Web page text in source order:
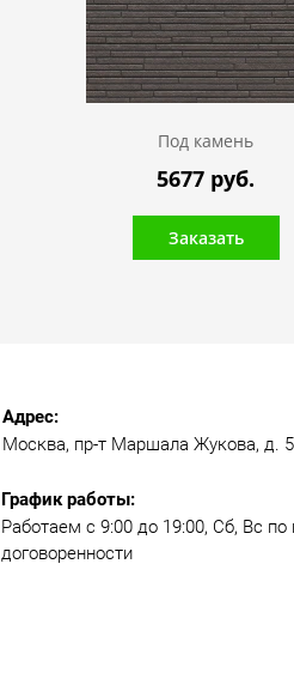
Под камень
5677 руб.
Заказать
Работаем с 9:00 до 19:00​, Сб, Вс по
договоренности
Москва, пр-т Маршала Жукова, д.
Адрес:
График работы: